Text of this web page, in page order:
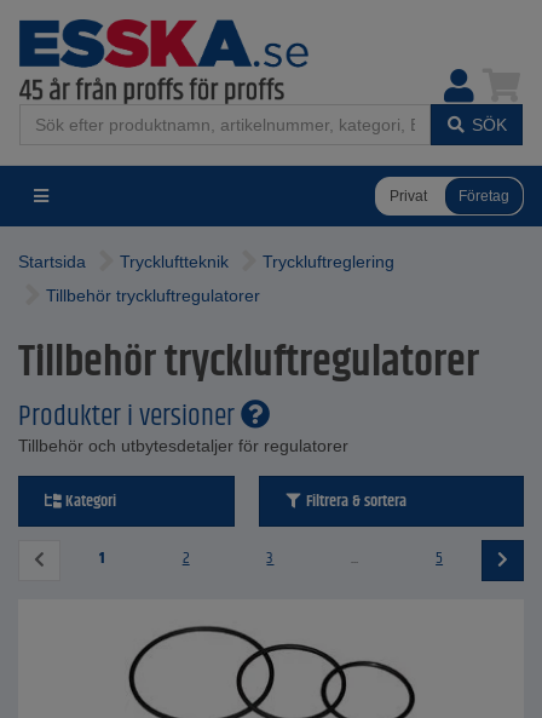
SÖK
Privat Företag
Startsida Tryckluftteknik
Tryckluftreglering
Tillbehör tryckluftregulatorer
Tillbehör tryckluftregulatorer
Produkter i versioner
Tillbehör och utbytesdetaljer för regulatorer
Kategori Filtrera & sortera
1 2 3 ... 5